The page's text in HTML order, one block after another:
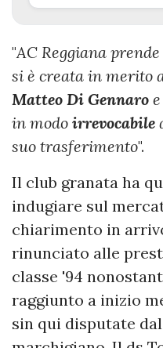
"AC Reggiana
si è creata in merito
Matteo Di Gennaro
in modo irrevocabile
suo trasferimento".
Il club granata ha
indugiare sul
chiarimento in
rinunciato alle
classe '94
raggiunto a inizio
sin qui disputate